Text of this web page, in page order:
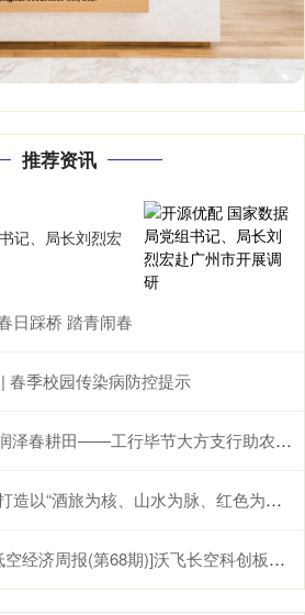
推荐资讯
记、局长刘烈宏
日踩桥 踏青闹春
春季校园传染病防控提示
耕田——工行毕节大方支行助农企解困获赠锦旗
为核、山水为脉、红色为魂”的国际山地度假目的地
沃飞长空科创板上市辅导已备案, 头部eVTOL企业正加速获市场认可